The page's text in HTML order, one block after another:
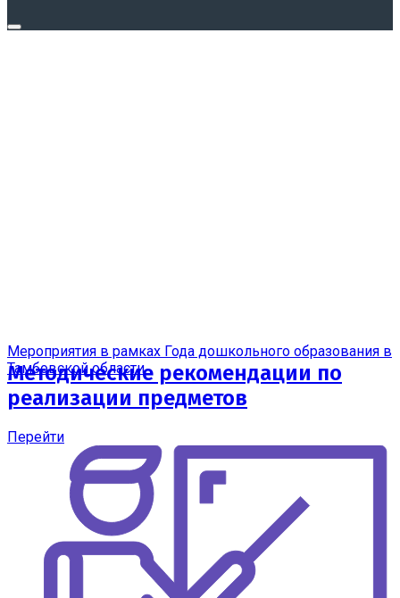
Мероприятия в рамках Года дошкольного образования в
Тамбовской области
Методические рекомендации по
реализации предметов
Перейти